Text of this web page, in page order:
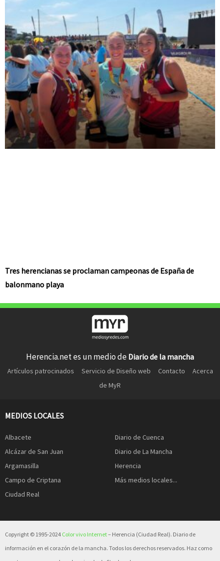
Tres herencianas se proclaman campeonas de España de
balonmano playa
Herencia.net es un medio de Diario de la mancha
Artículos patrocinados Servicio de Diseño web Contacto
Acerca
de MyR
MEDIOS LOCALES
Albacete
Alcázar de San Juan
Argamasilla
Campo de Criptana
Ciudad Real
Diario de Cuenca
Diario de La Mancha
Herencia
Más medios locales...
Copyright © 1995-2024 Color vivo Internet– Herencia (Ciudad Real). Diario de
información en el corazón de la mancha. Todos los derechos reservados. Haz como